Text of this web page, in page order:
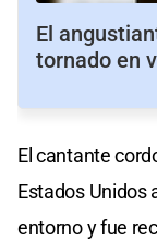
El
tornado en
El cantante
Estados Unidos
entorno y fue